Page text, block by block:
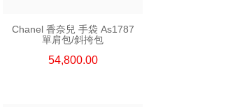
Chanel 香奈兒 手袋 As1787
單肩包/斜挎包
54,800.00